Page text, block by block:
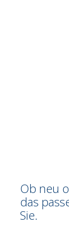
Ob neu
das
Sie.